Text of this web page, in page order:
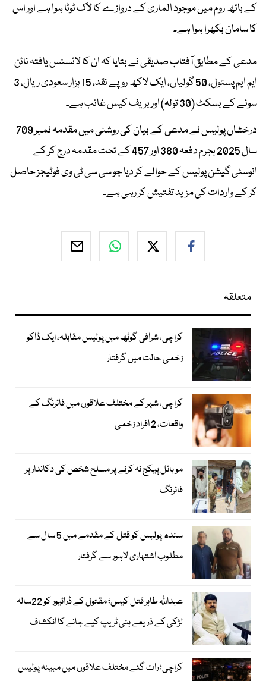
کے باتھ روم میں موجود الماری کے دروازے کا لاک ٹوٹا ہوا ہے اور اس
کا سامان بکھرا ہوا ہے۔
مدعی کے مطابق آفتاب صدیقی نے بتایا کہ ان کا لائسنس یافتہ نائن
ایم ایم پستول، 50 گولیاں، ایک لاکھ روپے نقد، 15 ہزار سعودی ریال، 3
سونے کے بسکٹ (30 تولہ) اور بریف کیس غائب ہے۔
درخشاں پولیس نے مدعی کے بیان کی روشنی میں مقدمہ نمبر 709
سال 2025 بجرم دفعہ 380 اور 457 کے تحت مقدمہ درج کر کے
انوسٹی گیشن پولیس کے حوالے کر دیا جو سی سی ٹی وی فوٹیجز حاصل
کر کے واردات کی مزید تفتیش کر رہی ہے۔
متعلقہ
کراچی، شرافی گوٹھ میں پولیس مقابلہ، ایک ڈاکو
زخمی حالت میں گرفتار
کراچی، شہر کے مختلف علاقوں میں فائرنگ کے
واقعات، 2 افراد زخمی
موبائل پیکج نہ کرنے پر مسلح شخص کی دکاندار پر
فائرنگ
سندھ پولیس کو قتل کے مقدمے میں 5 سال سے
مطلوب اشتہاری لاہور سے گرفتار
عبداللہ طاہر قتل کیس؛ مقتول کے ڈرائیور کو 22سالہ
لڑکی کے ذریعے ہنی ٹریپ کیے جانے کا انکشاف
کراچی؛ رات گئے مختلف علاقوں میں مبینہ پولیس